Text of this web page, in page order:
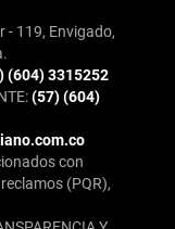
- 119, Envigado,
(604) 3315252
(57) (604)
con
(PQR),